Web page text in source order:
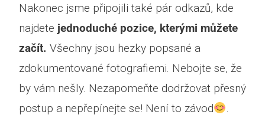
Nakonec jsme připojili také pár odkazů, kde
najdete jednoduché pozice, kterými můžete
začít. Všechny jsou hezky popsané a
zdokumentované fotografiemi. Nebojte se, že
by vám nešly. Nezapomeňte dodržovat přesný
postup a nepřepínejte se! Není to závod
.